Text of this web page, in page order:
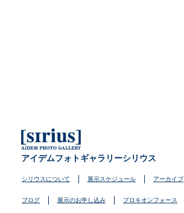
アイデムフォトギャラリーシリウス
シリウスについて 展示スケジュール アーカイブ
ブログ 展示のお申し込み プロキオンフォース